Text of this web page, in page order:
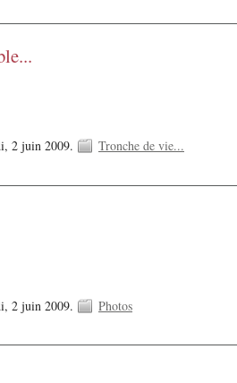
2 juin 2009. Tronche de vie...
2 juin 2009. Photos